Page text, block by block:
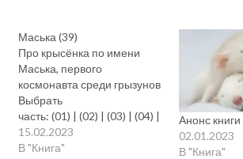
Маська (39)
Про крысёнка по имени
Маська, первого
космонавта среди грызунов
Выбрать
часть: (01) | (02) | (03) | (04) |
(05) | (06) | (07) | (08) | (09) | (
10)
15.02.2023
В "Книга"
Анонс
02.01.2023
В "Книга"